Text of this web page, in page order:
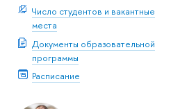
Число студентов и вакантные
места
Документы образовательной
программы
Расписание